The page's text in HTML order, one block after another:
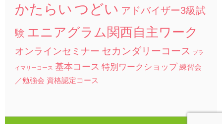
かたらい つどい アドバイザー3級試
験 エニアグラム関西自主ワーク
オンラインセミナー セカンダリーコース プラ
イマリーコース 基本コース 特別ワークショップ 練習会
／勉強会 資格認定コース